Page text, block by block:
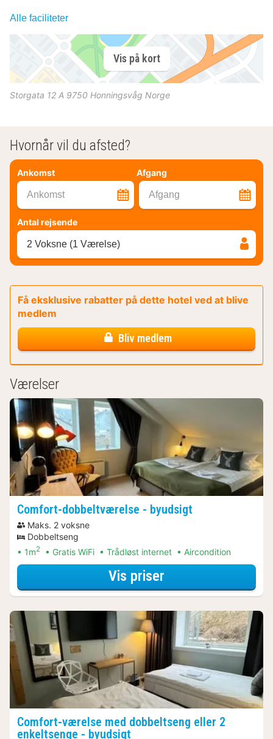
Alle faciliteter
Vis på kort
Storgata 12 A 9750 Honningsvåg Norge
Hvornår vil du afsted?
Ankomst Afgang
Ankomst Afgang
Antal rejsende
2 Voksne (1 Værelse)
Få eksklusive rabatter på dette hotel ved at blive
medlem
Bliv medlem
Værelser
Comfort-dobbeltværelse - byudsigt
Maks. 2 voksne
Dobbeltseng
1m2 Gratis WiFi Trådløst internet Aircondition
Vis priser
Comfort-værelse med dobbeltseng eller 2
enkeltsenge - byudsigt